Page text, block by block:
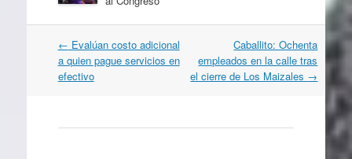
Navegación
por
artículos
← Evalúan costo adicional
a quien pague servicios en
efectivo
Caballito: Ochenta
empleados en la calle tras
el cierre de Los Maizales →